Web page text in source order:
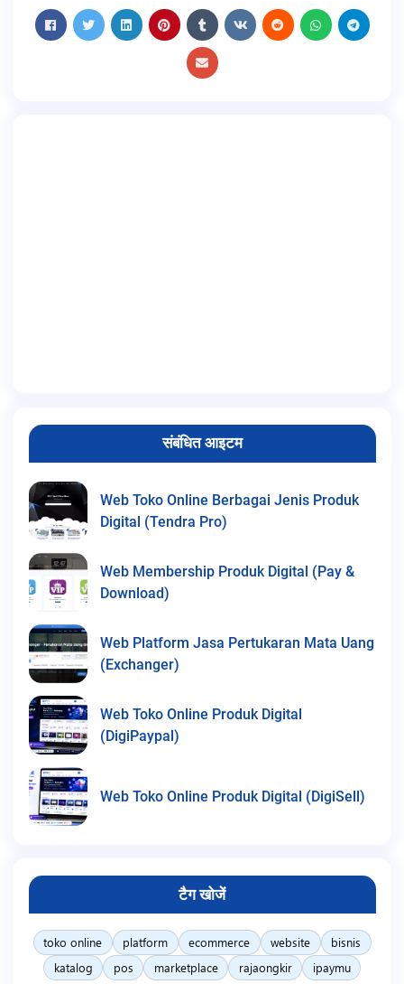
संबंधित आइटम
Web Toko Online Berbagai Jenis Produk
Digital (Tendra Pro)
Web Membership Produk Digital (Pay &
Download)
Web Platform Jasa Pertukaran Mata Uang
(Exchanger)
Web Toko Online Produk Digital
(DigiPaypal)
Web Toko Online Produk Digital (DigiSell)
टैग खोजें
toko online platform ecommerce website
bisnis
katalog
pos marketplace rajaongkir ipaymu